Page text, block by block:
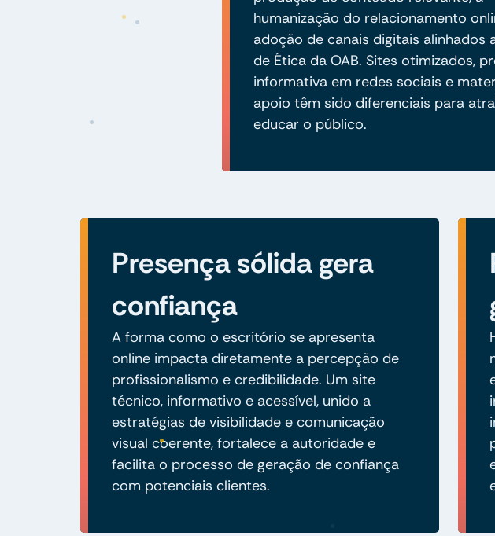
humanização do relacionamento
adoção de canais digitais alinhados
de Ética da OAB. Sites otimizados,
informativa em redes sociais e
apoio têm sido diferenciais para
educar o público.
Presença sólida gera
confiança
A forma como o escritório se apresenta
online impacta diretamente a percepção de
profissionalismo e credibilidade. Um site
técnico, informativo e acessível, unido a
estratégias de visibilidade e comunicação
visual coerente, fortalece a autoridade e
facilita o processo de geração de confiança
com potenciais clientes.